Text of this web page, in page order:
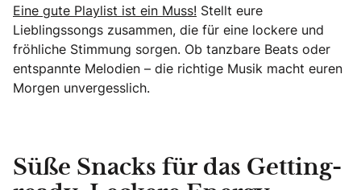
Eine gute Playlist ist ein Muss! Stellt eure
Lieblingssongs zusammen, die für eine lockere und
fröhliche Stimmung sorgen. Ob tanzbare Beats oder
entspannte Melodien – die richtige Musik macht euren
Morgen unvergesslich.
Süße Snacks für das Getting-